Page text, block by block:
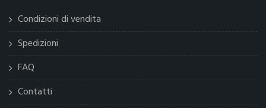
Condizioni di vendita
Spedizioni
FAQ
Contatti